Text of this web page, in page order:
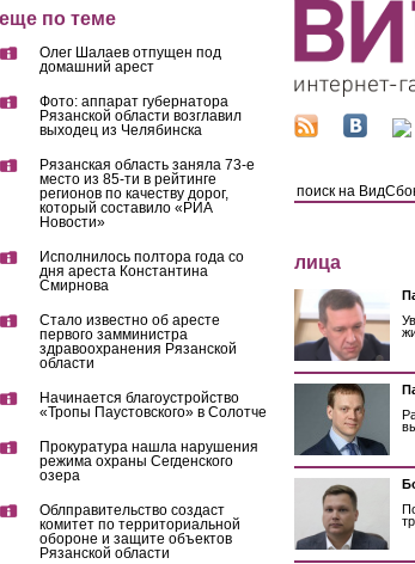
еще по теме
Олег Шалаев отпущен под
домашний арест
Фото: аппарат губернатора
Рязанской области возглавил
выходец из Челябинска
Рязанская область заняла 73-е
место из 85-ти в рейтинге
регионов по качеству дорог,
который составило «РИА
Новости»
Исполнилось полтора года со
дня ареста Константина
Смирнова
Стало известно об аресте
первого замминистра
здравоохранения Рязанской
области
Начинается благоустройство
«Тропы Паустовского» в Солотче
Прокуратура нашла нарушения
режима охраны Сегденского
озера
Облправительство создаст
комитет по территориальной
обороне и защите объектов
Рязанской области
лица